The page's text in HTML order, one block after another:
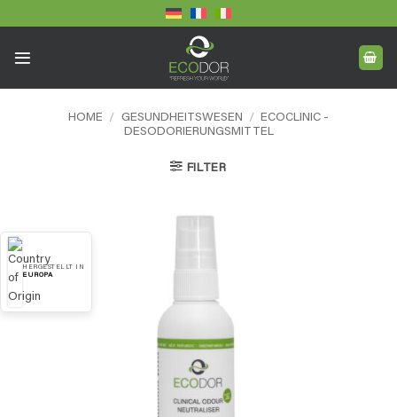
to
HOME / GESUNDHEITSWESEN / ECOCLINIC -
DESODORIERUNGSMITTEL
FILTER
HERGESTELLT IN
EUROPA